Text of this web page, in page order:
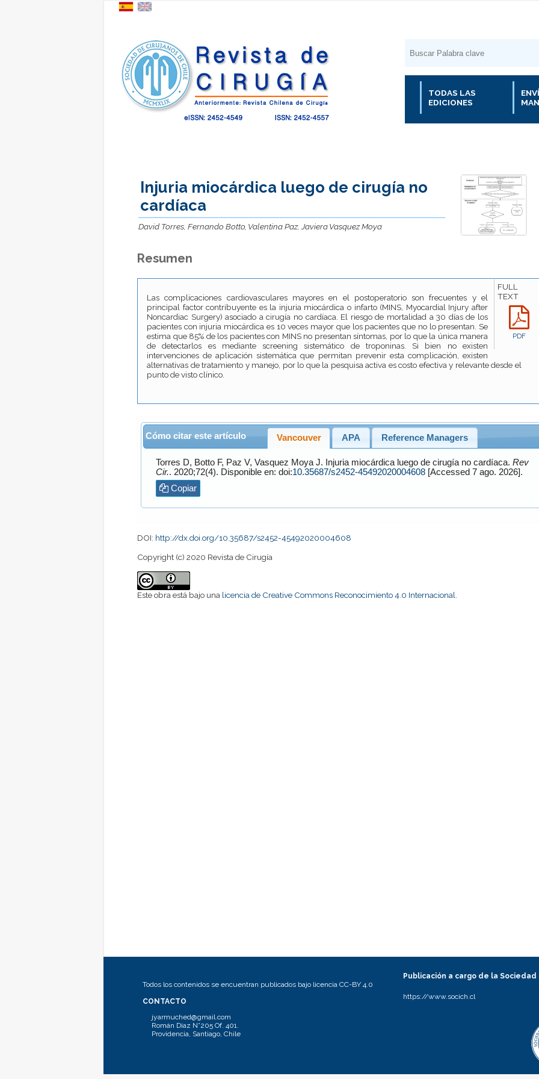
TODAS LAS
EDICIONES
Injuria miocárdica luego de cirugía no
cardíaca
David Torres, Fernando Botto, Valentina Paz, Javiera Vasquez Moya
Resumen
FULL
TEXT
PDF
Las complicaciones cardiovasculares mayores en el postoperatorio son frecuentes y el
principal factor contribuyente es la injuria miocárdica o infarto (MINS, Myocardial Injury after
Noncardiac Surgery) asociado a cirugía no cardíaca. El riesgo de mortalidad a 30 días de los
pacientes con injuria miocárdica es 10 veces mayor que los pacientes que no lo presentan. Se
estima que 85% de los pacientes con MINS no presentan síntomas, por lo que la única manera
de detectarlos es mediante screening sistemático de troponinas. Si bien no existen
intervenciones de aplicación sistemática que permitan prevenir esta complicación, existen
alternativas de tratamiento y manejo, por lo que la pesquisa activa es costo efectiva y relevante desde el
punto de visto clínico.
Cómo citar este artículo Vancouver APA Reference Managers
Torres D, BottoF, Paz V, Vasquez Moya J. Injuria miocárdica luego de cirugía no cardíaca. Rev
Cir.
. 2020;72(4). Disponible en: doi:10.35687/s2452-45492020004608
[Accessed 7 ago. 2026].
Copiar
DOI: http://dx.doi.org/10.35687/s2452-45492020004608
Copyright (c) 2020 Revista de Cirugía
Este obra está bajo una licencia de Creative Commons Reconocimiento 4.0 Internacional
Todos los contenidos se encuentran publicados bajo licencia CC-BY 4.0
CONTACTO
jyarmuched@gmail.com
Román Díaz N°205 Of. 401.
Providencia, Santiago, Chile
Publicación a cargo de la
https://www.socich.cl